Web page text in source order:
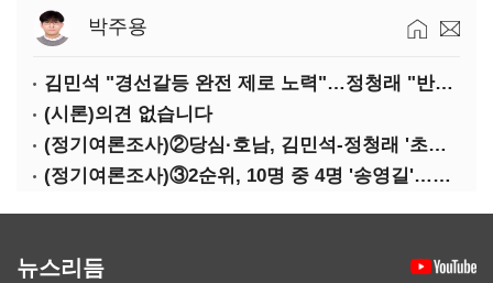
박주용
김민석 "경선갈등 완전 제로 노력"…정청래 "반명 공세 사과부터"
(시론)의견 없습니다
(정기여론조사)②당심·호남, 김민석-정청래 '초접전'
(정기여론조사)③2순위, 10명 중 4명 '송영길'…정청래 '한 자릿수'
뉴스리듬